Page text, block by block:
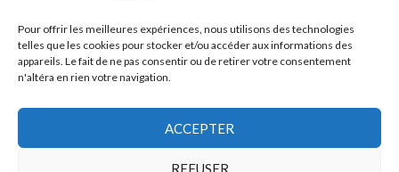
Pour offrir les meilleures expériences, nous utilisons des technologies
telles que les cookies pour stocker et/ou accéder aux informations des
appareils. Le fait de ne pas consentir ou de retirer votre consentement
n'altéra en rien votre navigation.
ACCEPTER
REFUSER
Éditions précédentes
04 72 49 52 49
3 Avenue Jean Estragnat